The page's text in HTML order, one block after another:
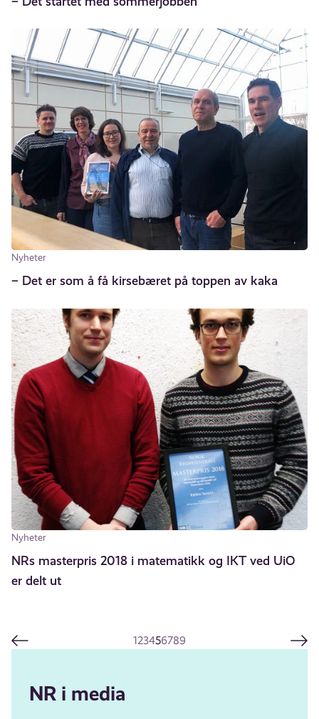
Nyheter
– Det er som å få kirsebæret på toppen av kaka
Nyheter
NRs masterpris 2018 i matematikk og IKT ved UiO
er delt ut
123456789
NR i media